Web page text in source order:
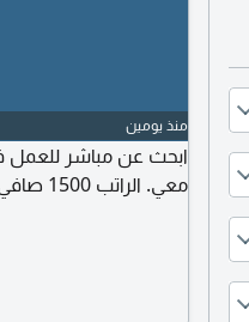
منذ يومين
ابحث عن مباشر للعمل
معي. الراتب 1500 صافي